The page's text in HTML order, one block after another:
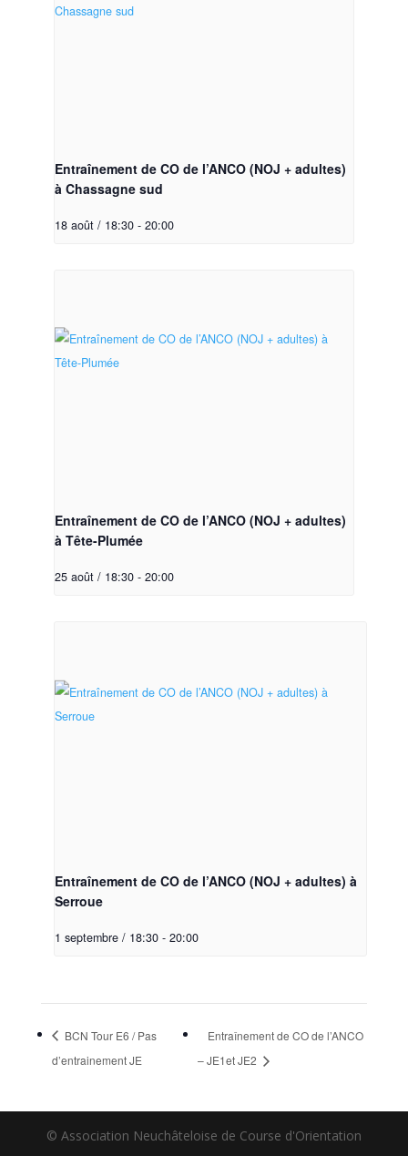
Entraînement de CO de l’ANCO (NOJ + adultes)
à Chassagne sud
18 août / 18:30 - 20:00
Entraînement de CO de l’ANCO (NOJ + adultes)
à Tête-Plumée
25 août / 18:30 - 20:00
Entraînement de CO de l’ANCO (NOJ + adultes) à
Serroue
1 septembre / 18:30 - 20:00
BCN Tour E6 / Pas
d’entrainement JE
Entraînement de CO de l’ANCO
– JE1et JE2
© Association Neuchâteloise de Course d'Orientation